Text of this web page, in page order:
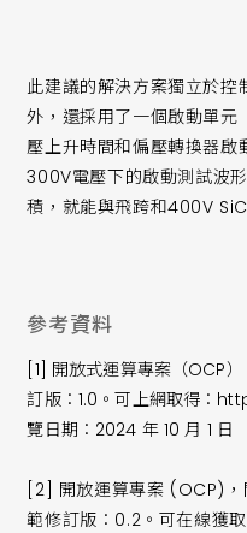
此建議的解決方案獨立於
外，還採用了一個啟動單元
壓上升時間和偏壓轉換器啟
300V電壓下的啟動測試波
積，就能與飛跨和400V
參考資料
[1] 開放式運算專案（OCP
訂版：1.0。可上網取得：
覽日期：2024 年 10 月 1 日
[2] 開放運算專案 (OCP)
範修訂版：0.2。可在線獲取